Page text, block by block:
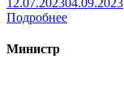
Подробнее
Министр